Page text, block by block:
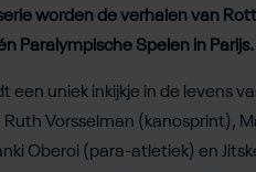
worden de verhalen van
Paralympische Spelen in Parijs.
een uniek inkijkje in de levens
Ruth Vorsselman (kanosprint),
Oberoi (para-atletiek) en